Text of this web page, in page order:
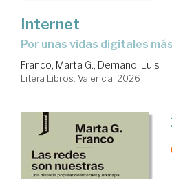
Internet
Por unas vidas digitales
Franco, Marta G.; Demano, Luis
Litera Libros. Valencia, 2026